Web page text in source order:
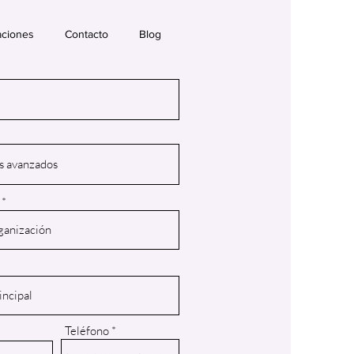
Contacto Blog
Teléfono